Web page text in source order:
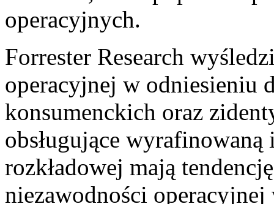
operacyjnych.
Forrester Research
operacyjnej w odniesieniu
konsumenckich oraz
obsługujące
rozkładowej mają
niezawodności